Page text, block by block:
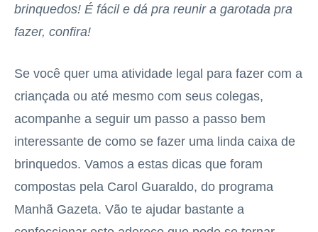
brinquedos! É fácil e dá pra reunir a garotada pra
fazer, confira!
Se você quer uma atividade legal para fazer com a
criançada ou até mesmo com seus colegas,
acompanhe a seguir um passo a passo bem
interessante de como se fazer uma linda caixa de
brinquedos. Vamos a estas dicas que foram
compostas pela Carol Guaraldo, do programa
Manhã Gazeta. Vão te ajudar bastante a